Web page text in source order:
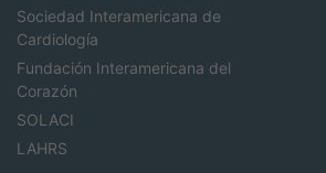
Sociedad Interamericana de
Cardiología
Fundación Interamericana del
Corazón
SOLACI
LAHRS